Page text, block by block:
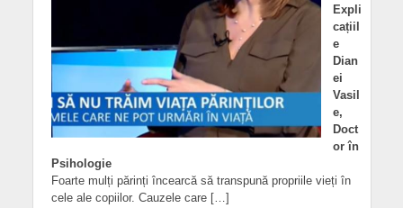
Expli
cațiil
e
Dian
ei
Vasil
e,
Doct
or în
Psihologie
Foarte mulți părinți încearcă să transpună propriile vieți în
cele ale copiilor. Cauzele care […]